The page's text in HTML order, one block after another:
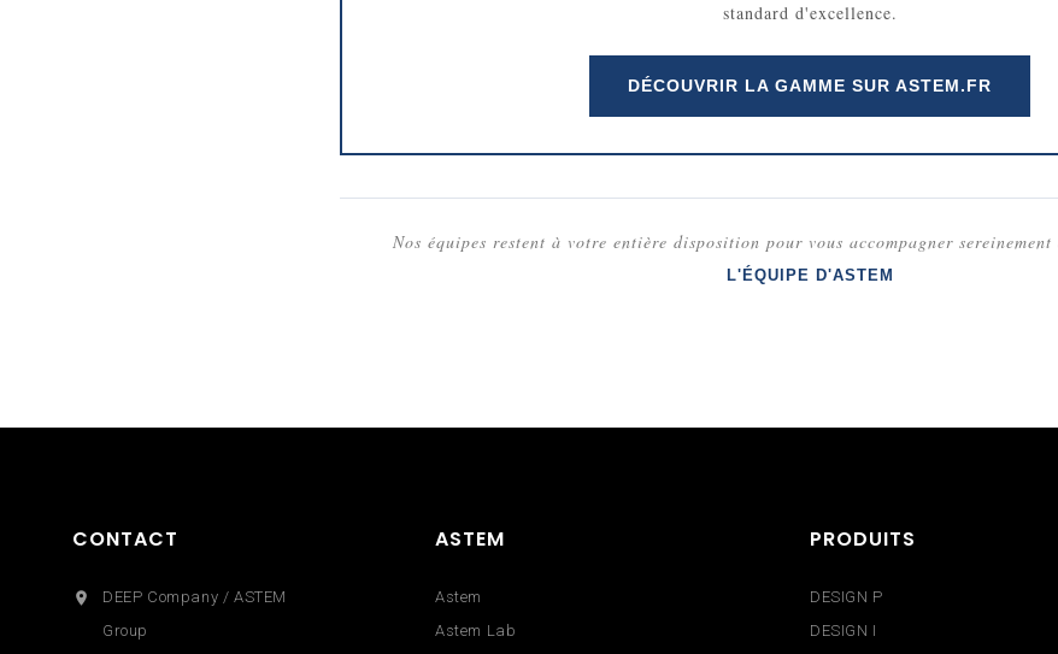
standard d'excellence.
DÉCOUVRIR LA GAMME SUR ASTEM.FR
Nos équipes restent à votre entière disposition pour vous accompagner
L'ÉQUIPE D'ASTEM
CONTACT

DEEP Company / ASTEM
Group
ASTEM
Astem
Astem Lab
PRODUITS
DESIGN P
DESIGN I